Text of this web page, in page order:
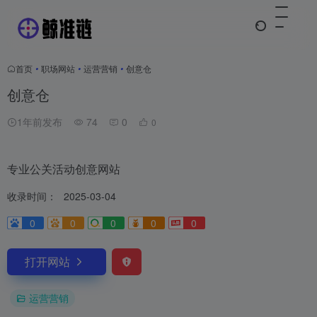
首页 • 职场网站 • 运营营销 • 创意仓
创意仓
1年前发布 74 0 0
专业公关活动创意网站
收录时间：
2025-03-04
0
0 0 0 0
打开网站
运营营销